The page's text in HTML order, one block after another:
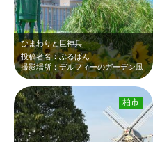
ひまわりと巨神兵
投稿者名：ぶるばん
撮影場所：デルフィーのガーデン風
柏市